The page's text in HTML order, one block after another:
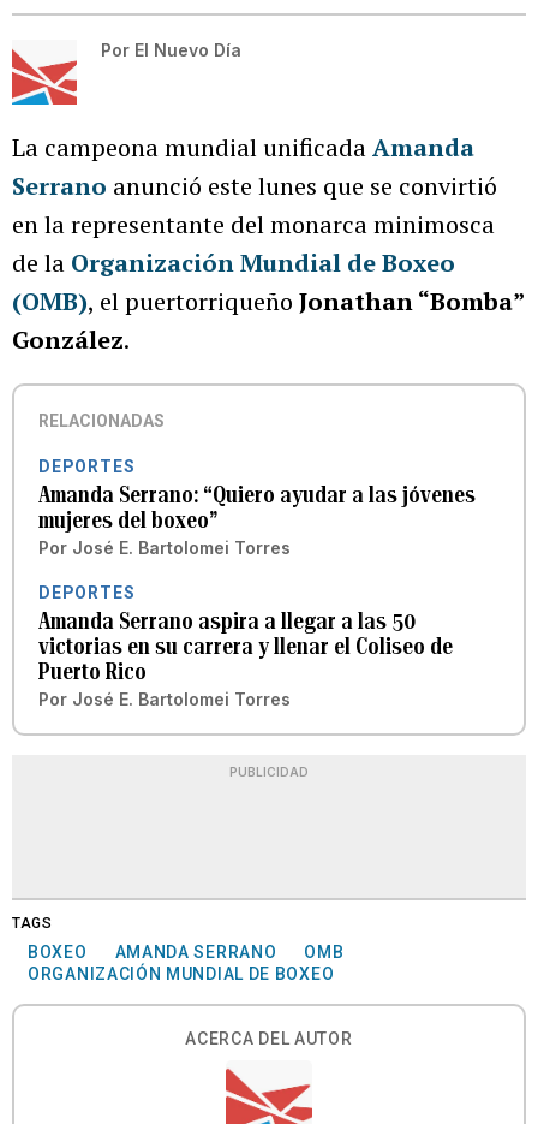
Por El Nuevo Día
La campeona mundial unificadaAmanda
Serrano anunció este lunes que se convirtió
en la representante del monarca minimosca
de la Organización Mundial de Boxeo
(OMB), el puertorriqueño Jonathan “Bomba”
González.
RELACIONADAS
DEPORTES
Amanda Serrano: “Quiero ayudar a las jóvenes
mujeres del boxeo”
Por José E. Bartolomei Torres
DEPORTES
Amanda Serrano aspira a llegar a las 50
victorias en su carrera y llenar el Coliseo de
Puerto Rico
Por José E. Bartolomei Torres
PUBLICIDAD
TAGS
BOXEO AMANDA SERRANO
OMB
ORGANIZACIÓN MUNDIAL DE BOXEO
ACERCA DEL AUTOR